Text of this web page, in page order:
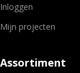
Inloggen
Mijn projecten
Assortiment